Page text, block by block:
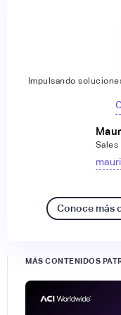
Impulsando
Sales
Conoce más
MÁS CONTENIDOS